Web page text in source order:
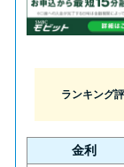
ランキング
金利